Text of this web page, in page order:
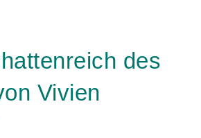
des
Vivien